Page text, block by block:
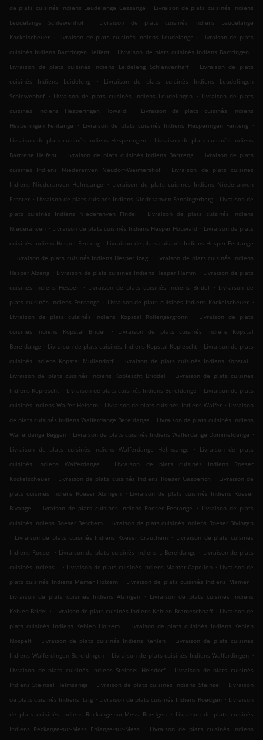
de plats cuisinés Indiens Leudelange Cessange . Livraison de plats cuisinés Indiens
Leudelange Schlewenhof
.
Livraison de plats cuisinés Indiens Leudelange
Kockelscheuer . Livraison de plats cuisinés Indiens Leudelange . Livraison de plats
cuisinés Indiens Bartringen Helfent . Livraison de plats cuisinés Indiens Bartringen .
Livraison de plats cuisinés Indiens Leideleng Schléiwenhaff
.
Livraison de plats
cuisinés Indiens Leideleng
.
Livraison de plats cuisinés Indiens Leudelingen
Schlewenhof . Livraison de plats cuisinés Indiens Leudelingen . Livraison de plats
cuisinés Indiens Hesperingen Howald
.
Livraison de plats cuisinés Indiens
Hesperingen Fentange
. Livraison de plats cuisinés Indiens Hesperingen Fenteng .
Livraison de plats cuisinés Indiens Hesperingen
. Livraison de plats cuisinés Indiens
Bartreng Helfent
. Livraison de plats cuisinés Indiens Bartreng . Livraison de plats
cuisinés Indiens Niederanven Neudorf-Weimershof
.
Livraison de plats cuisinés
Indiens Niederanven Helmsange
. Livraison de plats cuisinés Indiens Niederanven
Ernster . Livraison de plats cuisinés Indiens Niederanven Senningerberg . Livraison de
plats cuisinés Indiens Niederanven Findel
. Livraison de plats cuisinés Indiens
Niederanven . Livraison de plats cuisinés Indiens Hesper Houwald . Livraison de plats
cuisinés Indiens Hesper Fenteng . Livraison de plats cuisinés Indiens Hesper Fentange
. Livraison de plats cuisinés Indiens Hesper Izeg . Livraison de plats cuisinés Indiens
Hesper Alzeng . Livraison de plats cuisinés Indiens Hesper Hamm . Livraison de plats
cuisinés Indiens Hesper
. Livraison de plats cuisinés Indiens Bridel . Livraison de
plats cuisinés Indiens Fentange . Livraison de plats cuisinés Indiens Kockelscheuer .
Livraison de plats cuisinés Indiens Kopstal Rollengergronn
.
Livraison de plats
cuisinés Indiens Kopstal Bridel
.
Livraison de plats cuisinés Indiens Kopstal
Bereldange . Livraison de plats cuisinés Indiens Kopstal Koplescht . Livraison de plats
cuisinés Indiens Kopstal Mullendorf . Livraison de plats cuisinés Indiens Kopstal
.
Livraison de plats cuisinés Indiens Koplescht Briddel
. Livraison de plats cuisinés
Indiens Koplescht . Livraison de plats cuisinés Indiens Bereldange . Livraison de plats
cuisinés Indiens Walfer Helsem . Livraison de plats cuisinés Indiens Walfer . Livraison
de plats cuisinés Indiens Walferdange Bereldange . Livraison de plats cuisinés Indiens
Walferdange Beggen . Livraison de plats cuisinés Indiens Walferdange Dommeldange .
Livraison de plats cuisinés Indiens Walferdange Helmsange
.
Livraison de plats
cuisinés Indiens Walferdange
.
Livraison de plats cuisinés Indiens Roeser
Kockelscheuer . Livraison de plats cuisinés Indiens Roeser Gasperich . Livraison de
plats cuisinés Indiens Roeser Alzingen
. Livraison de plats cuisinés Indiens Roeser
Bivange
. Livraison de plats cuisinés Indiens Roeser Fentange . Livraison de plats
cuisinés Indiens Roeser Berchem . Livraison de plats cuisinés Indiens Roeser Bivingen
. Livraison de plats cuisinés Indiens Roeser Crauthem . Livraison de plats cuisinés
Indiens Roeser . Livraison de plats cuisinés Indiens L Bereldange . Livraison de plats
cuisinés Indiens L . Livraison de plats cuisinés Indiens Mamer Capellen . Livraison de
plats cuisinés Indiens Mamer Holzem
. Livraison de plats cuisinés Indiens Mamer .
Livraison de plats cuisinés Indiens Alzingen
. Livraison de plats cuisinés Indiens
Kehlen Bridel . Livraison de plats cuisinés Indiens Kehlen Brameschhaff . Livraison de
plats cuisinés Indiens Kehlen Holzem
. Livraison de plats cuisinés Indiens Kehlen
Nospelt
. Livraison de plats cuisinés Indiens Kehlen . Livraison de plats cuisinés
Indiens Walferdingen Bereldingen . Livraison de plats cuisinés Indiens Walferdingen .
Livraison de plats cuisinés Indiens Steinsel Heisdorf . Livraison de plats cuisinés
Indiens Steinsel Helmsange
. Livraison de plats cuisinés Indiens Steinsel . Livraison
de plats cuisinés Indiens Itzig . Livraison de plats cuisinés Indiens Roedgen . Livraison
de plats cuisinés Indiens Reckange-sur-Mess Roedgen
. Livraison de plats cuisinés
Indiens Reckange-sur-Mess Ehlange-sur-Mess
. Livraison de plats cuisinés Indiens